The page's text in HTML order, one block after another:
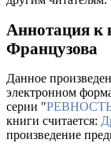
Аннотация к
Французова
Данное
электронном
серии "
книги считается:
произведение